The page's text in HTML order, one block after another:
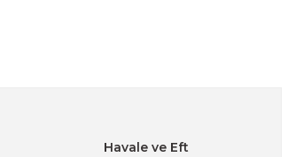
Havale ve Eft